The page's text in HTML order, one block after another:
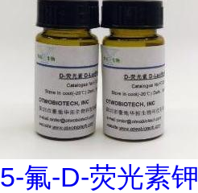
5-氟-D-荧光素钾